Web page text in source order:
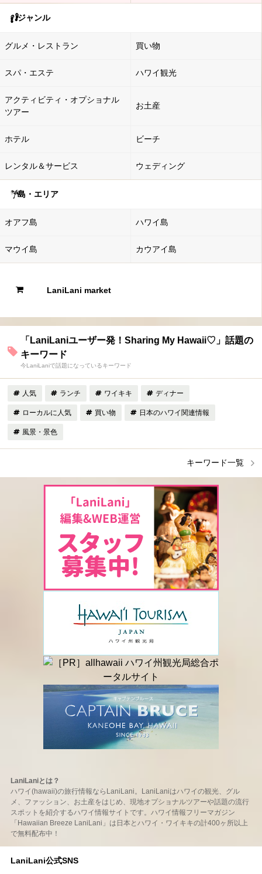
ジャンル
グルメ・レストラン 買い物
スパ・エステ ハワイ観光
アクティビティ・オプショナル
ツアー
お土産
ホテル ビーチ
レンタル＆サービス ウェディング
島・エリア
オアフ島 ハワイ島
マウイ島 カウアイ島
LaniLani market
「LaniLaniユーザー発！Sharing My Hawaii♡」話題の
キーワード
今LaniLaniで話題になっているキーワード
人気 ランチ ワイキキ ディナー
ローカルに人気 買い物 日本のハワイ関連情報
風景・景色
キーワード一覧
LaniLaniとは？
ハワイ(hawaii)の旅行情報ならLaniLani。LaniLaniはハワイの観光、グル
メ、ファッション、お土産をはじめ、現地オプショナルツアーや話題の流行
スポットを紹介するハワイ情報サイトです。ハワイ情報フリーマガジン
「Hawaiian Breeze LaniLani」は日本とハワイ・ワイキキの計400ヶ所以上
で無料配布中！
LaniLani公式SNS